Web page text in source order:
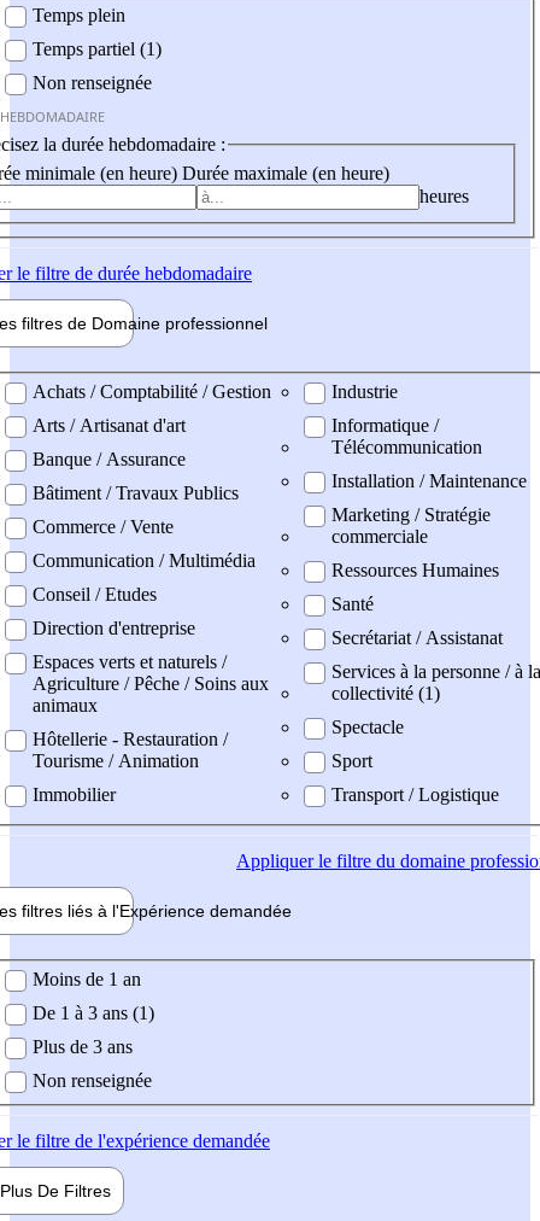
Temps plein
Temps partiel (1)
Non renseignée
la durée hebdomadaire :
minimale (en heure) Durée maximale (en heure)
heures
le filtre de durée hebdomadaire
filtres de Domaine professionnel
professionel
Achats / Comptabilité / Gestion
Arts / Artisanat d'art
Banque / Assurance
Bâtiment / Travaux Publics
Commerce / Vente
Communication / Multimédia
Conseil / Etudes
Direction d'entreprise
Espaces verts et naturels /
Agriculture / Pêche / Soins aux
animaux
Hôtellerie - Restauration /
Tourisme / Animation
Immobilier
Industrie
Informatique /
Télécommunication
Installation / Maintenance
Marketing / Stratégie
commerciale
Ressources Humaines
Santé
Secrétariat / Assistanat
Services à la personne / à la
collectivité (1)
Spectacle
Sport
Transport / Logistique
Appliquerle filtre du domaine
filtres liés à l'Expérience demandée
demandée
Moins de 1 an
De 1 à 3 ans (1)
Plus de 3 ans
Non renseignée
le filtre de l'expérience demandée
Plus De Filtres